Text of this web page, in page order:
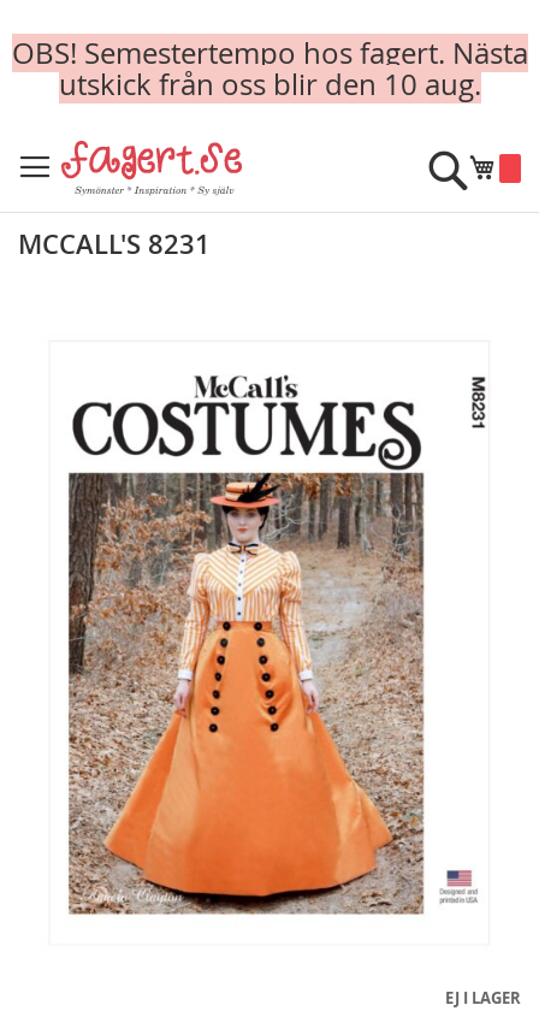
OBS! Semestertempo hos fagert. Nästa
utskick från oss blir den 10 aug.
to
Content
Min
Sök
MCCALL'S 8231
EJ I LAGER